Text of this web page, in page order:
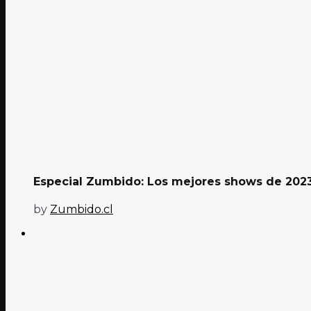
Especial Zumbido: Los mejores shows de
by Zumbido.cl